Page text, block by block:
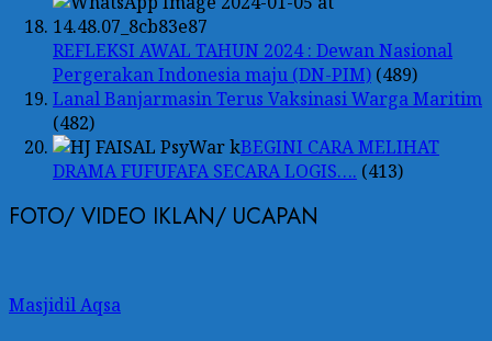
REFLEKSI AWAL TAHUN 2024 : Dewan Nasional
Pergerakan Indonesia maju (DN-PIM) (489)
Lanal Banjarmasin Terus Vaksinasi Warga Maritim
(482)
BEGINI CARA MELIHAT
DRAMA FUFUFAFA SECARA LOGIS…. (413)
FOTO/ VIDEO IKLAN/ UCAPAN
Masjidil Aqsa